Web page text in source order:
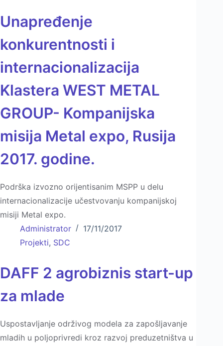
Unapređenje
konkurentnosti i
internacionalizacija
Klastera WEST METAL
GROUP- Kompanijska
misija Metal expo, Rusija
2017. godine.
Podrška izvozno orijentisanim MSPP u delu
internacionalizacije učestvovanju kompanijskoj
misiji Metal expo.
Administrator
17/11/2017
Projekti, SDC
DAFF 2 agrobiznis start-up
za mlade
Uspostavljanje održivog modela za zapošljavanje
mladih u poljoprivredi kroz razvoj preduzetništva u